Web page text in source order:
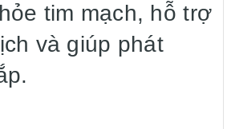
tim mạch, hỗ trợ
và giúp phát